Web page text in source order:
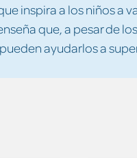
inspira a los niños a
que, a pesar de
ayudarlos a